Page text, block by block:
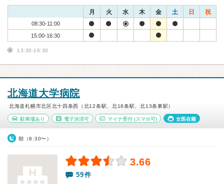
月 火 水 木 金 土 日 祝
08:30-11:00
15:00-16:30
13:30-16:30
北海道大学病院
北海道札幌市北区北十四条西（北12条駅、北18条駅、北13条東駅）
駐車場あり 電子決済可 マイナ受付 (スマホ可) 女医在籍
朝（8:30〜）
3.66
59件